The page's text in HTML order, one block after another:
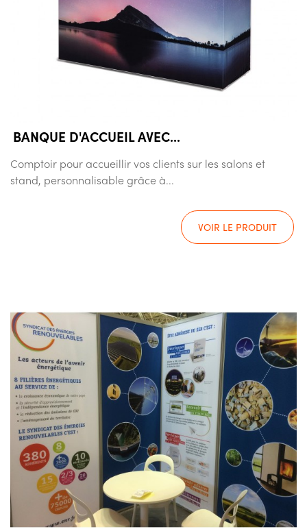
BANQUE D'ACCUEIL AVEC...
Comptoir pour accueillir vos clients sur les salons et
stand, personnalisable grâce à...
VOIR LE PRODUIT